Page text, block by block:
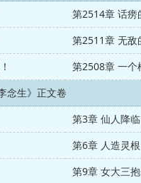
第2514章 话痨
第2511章 无敌
念生》正文卷
第3章 仙人降
第6章 人造灵
第9章 女大三